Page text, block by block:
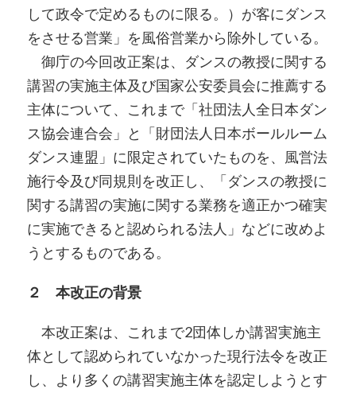
して政令で定めるものに限る。）が客にダンス
をさせる営業」を風俗営業から除外している。
御庁の今回改正案は、ダンスの教授に関する
講習の実施主体及び国家公安委員会に推薦する
主体について、これまで「社団法人全日本ダン
ス協会連合会」と「財団法人日本ボールルーム
ダンス連盟」に限定されていたものを、風営法
施行令及び同規則を改正し、「ダンスの教授に
関する講習の実施に関する業務を適正かつ確実
に実施できると認められる法人」などに改めよ
うとするものである。
２ 本改正の背景
本改正案は、これまで2団体しか講習実施主
体として認められていなかった現行法令を改正
し、より多くの講習実施主体を認定しようとす